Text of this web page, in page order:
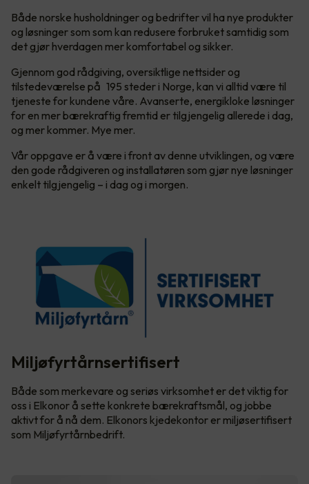
Både norske husholdninger og bedrifter vil ha nye produkter
og løsninger som som kan redusere forbruket samtidig som
det gjør hverdagen mer komfortabel og sikker.
Gjennom god rådgiving, oversiktlige nettsider og
tilstedeværelse på 195 steder i Norge, kan vi alltid være til
tjeneste for kundene våre. Avanserte, energikloke løsninger
for en mer bærekraftig fremtid er tilgjengelig allerede i dag,
og mer kommer. Mye mer.
Vår oppgave er å være i front av denne utviklingen, og være
den gode rådgiveren og installatøren som gjør nye løsninger
enkelt tilgjengelig – i dag og i morgen.
Miljøfyrtårnsertifisert
Både som merkevare og seriøs virksomhet er det viktig for
oss i Elkonor å sette konkrete bærekraftsmål, og jobbe
aktivt for å nå dem. Elkonors kjedekontor er miljøsertifisert
som Miljøfyrtårnbedrift.